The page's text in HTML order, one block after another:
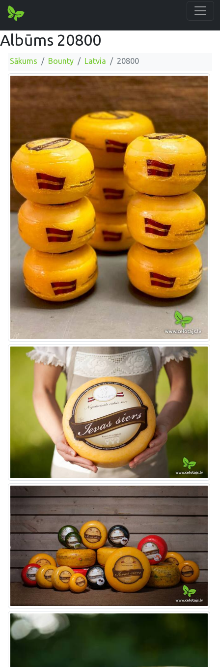
Albūms 20800
Sākums Bounty Latvia 20800